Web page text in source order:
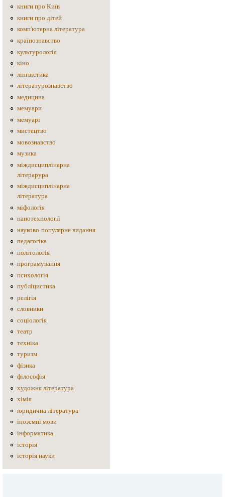
книги про Київ
книги про дітей
комп'ютерна література
країнознавство
культурологія
кіно
лінгвістика
літературознавство
медицина
мемуари
мемуарі
мистецтво
мовознавство
музика
міждисциплінарна
літерарура
міждисциплінарна
література
міфологія
нанотехнології
науково-популярне видання
педагогіка
політологія
програмування
психологія
публіцистика
релігія
словники
соціологія
театр
техніка
туризм
фізика
філософія
художня література
хімія
юридична література
іноземні мови
інформатика
історія
історія науки